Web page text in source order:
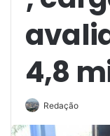
4,8
Redação